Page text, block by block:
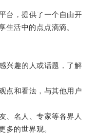
，提供了一个自由开
生活中的点点滴滴。
趣的人或话题，了解
和看法，与其他用户
名人、专家等各界人
多的世界观。